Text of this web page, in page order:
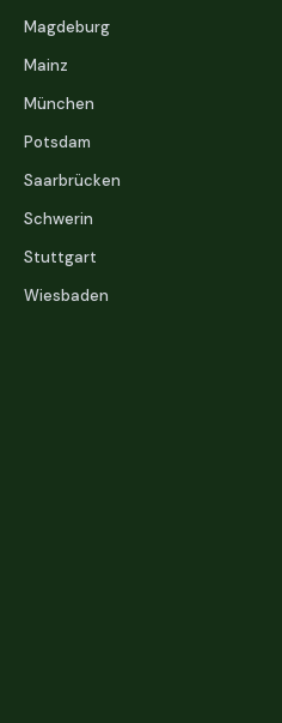
Magdeburg
Mainz
München
Potsdam
Saarbrücken
Schwerin
Stuttgart
Wiesbaden